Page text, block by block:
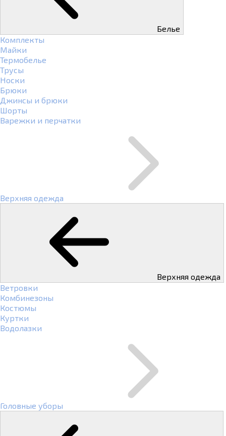
Белье
Комплекты
Майки
Термобелье
Трусы
Носки
Брюки
Джинсы и брюки
Шорты
Варежки и перчатки
Верхняя одежда
Верхняя одежда
Ветровки
Комбинезоны
Костюмы
Куртки
Водолазки
Головные уборы